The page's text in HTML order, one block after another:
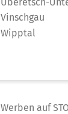
Vinschgau
Wipptal
Werben auf